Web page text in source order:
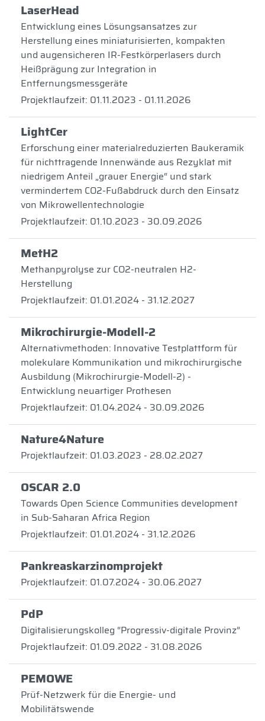
LaserHead
Entwicklung eines Lösungsansatzes zur
Herstellung eines miniaturisierten, kompakten
und augensicheren IR-Festkörperlasers durch
Heißprägung zur Integration in
Entfernungsmessgeräte
Projektlaufzeit: 01.11.2023 - 01.11.2026
LightCer
Erforschung einer materialreduzierten Baukeramik
für nichttragende Innenwände aus Rezyklat mit
niedrigem Anteil „grauer Energie“ und stark
vermindertem CO2-Fußabdruck durch den Einsatz
von Mikrowellentechnologie
Projektlaufzeit: 01.10.2023 - 30.09.2026
MetH2
Methanpyrolyse zur CO2-neutralen H2-
Herstellung
Projektlaufzeit: 01.01.2024 - 31.12.2027
Mikrochirurgie-Modell-2
Alternativmethoden: Innovative Testplattform für
molekulare Kommunikation und mikrochirurgische
Ausbildung (Mikrochirurgie-Modell-2) -
Entwicklung neuartiger Prothesen
Projektlaufzeit: 01.04.2024 - 30.09.2026
Nature4Nature
Projektlaufzeit: 01.03.2023 - 28.02.2027
OSCAR 2.0
Towards Open Science Communities development
in Sub-Saharan Africa Region
Projektlaufzeit: 01.01.2024 - 31.12.2026
Pankreaskarzinomprojekt
Projektlaufzeit: 01.07.2024 - 30.06.2027
PdP
Digitalisierungskolleg “Progressiv-digitale Provinz”
Projektlaufzeit: 01.09.2022 - 31.08.2026
PEMOWE
Prüf-Netzwerk für die Energie- und
Mobilitätswende